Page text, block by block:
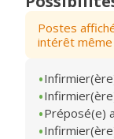
Postes
intérêt même
Préposé(e)